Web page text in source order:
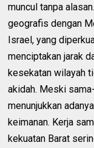
muncul tanpa
geografis dengan
Israel, yang
menciptakan jarak
kesekatan wilayah
akidah. Meski
menunjukkan
keimanan. Kerja
kekuatan Barat